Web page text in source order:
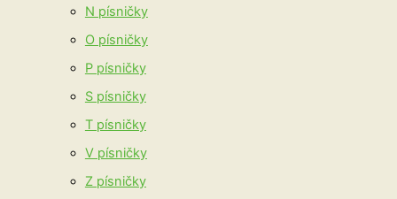
N písničky
O písničky
P písničky
S písničky
T písničky
V písničky
Z písničky